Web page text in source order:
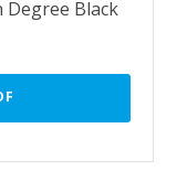
Black